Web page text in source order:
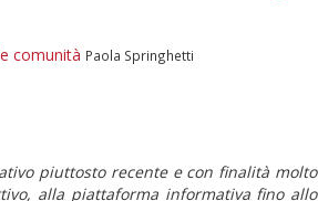
comunità Paola Springhetti
piuttosto recente e con finalità molto
alla piattaforma informativa fino allo